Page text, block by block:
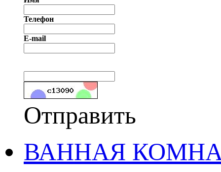
Телефон
E-mail
Отправить
ВАННАЯ